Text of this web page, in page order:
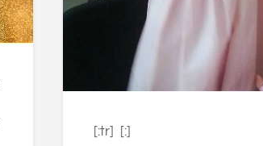
[:tr] [:]